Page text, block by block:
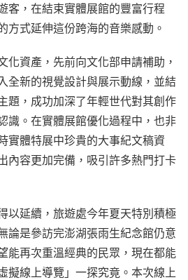
客，在結束實體展館的豐富行程
方式延伸這份跨海的音樂感動。
化資產，先前向文化部申請補助，
全新的視覺設計與展示動線，並結
題，成功加深了年輕世代對其創作
識。在實體展館優化過程中，也非
實體特展中珍貴的大事紀文稿資
內容更加完備，吸引許多熱門打卡
以延續，旅遊處今年夏天特別積極
論是參訪完澎湖張雨生紀念館仍意
能再次重溫經典的民眾，現在都能
擬線上導覽」一探究竟。本次線上